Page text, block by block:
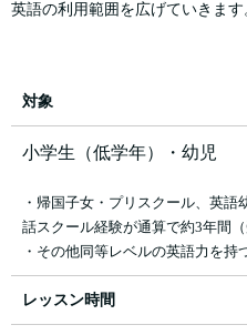
英語の利用範囲を広げていきます
対象
小学生（低学年）・幼児
・帰国子女・プリスクール、英
話スクール経験が通算で約3年間
・その他同等レベルの英語力を持
レッスン時間